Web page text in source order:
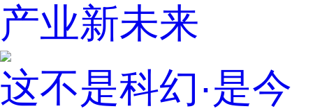
产业新未来
这不是科幻·是今